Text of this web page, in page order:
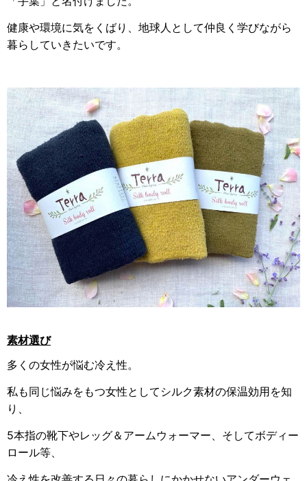
健康や環境に気をくばり、地球人として仲良く学びながら
暮らしていきたいです。
素材選び
多くの女性が悩む冷え性。
私も同じ悩みをもつ女性としてシルク素材の保温効用を知
り、
5本指の靴下やレッグ＆アームウォーマー、そしてボディー
ロール等、